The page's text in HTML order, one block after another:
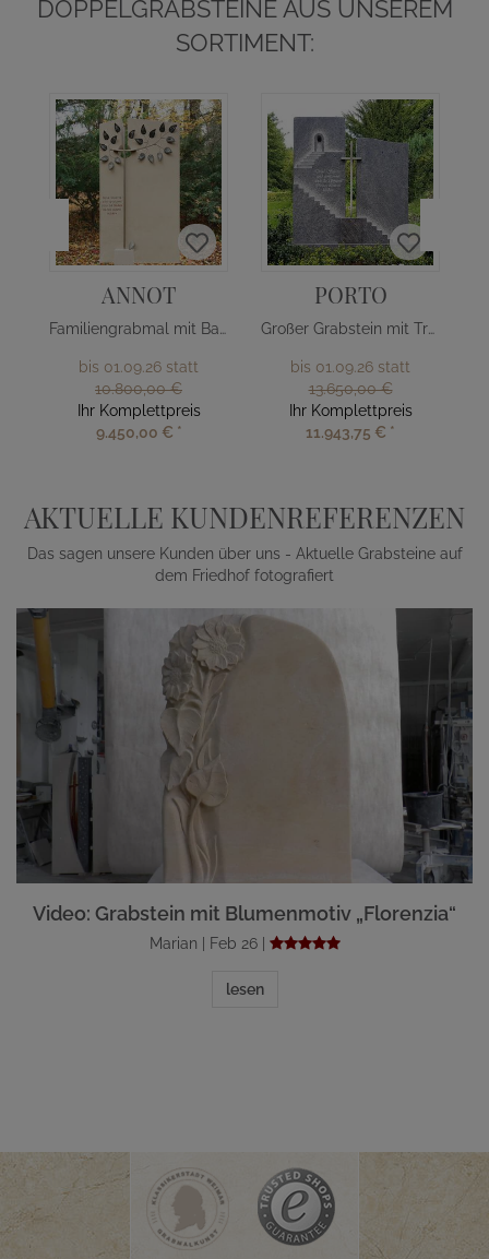
DOPPELGRABSTEINE AUS UNSEREM
SORTIMENT:
ANNOT
Familiengrabmal mit Baum Design
bis 01.09.26 statt
10.800,00 €
Ihr Komplettpreis
9.450,00 € *
PORTO
Großer Grabstein mit Treppe & Kreuz
bis 01.09.26 statt
13.650,00 €
Ihr Komplettpreis
11.943,75 € *
AKTUELLE KUNDENREFERENZEN
Das sagen unsere Kunden über uns - Aktuelle Grabsteine auf
dem Friedhof fotografiert
Video: Grabstein mit Blumenmotiv „Florenzia“
Marian | Feb 26 |
lesen